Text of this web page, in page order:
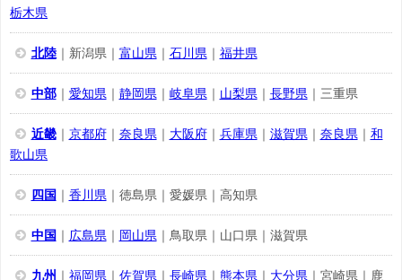
栃木県
北陸｜新潟県｜ 富山県 石川県 福井県
中部｜ 愛知県 静岡県 岐阜県 山梨県 長野県 ｜三重県
近畿｜ 京都府｜ 奈良県 大阪府｜ 兵庫県 滋賀県 奈良県
和
歌山県
四国 香川県 ｜徳島県｜愛媛県｜高知県
中国 広島県 岡山県 ｜鳥取県｜山口県｜滋賀県
九州 福岡県 佐賀県 長崎県 熊本県 大分県 ｜宮崎県｜鹿